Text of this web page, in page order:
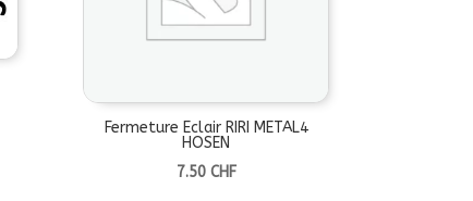
Fermeture Eclair RIRI METAL4
HOSEN
7.50 CHF